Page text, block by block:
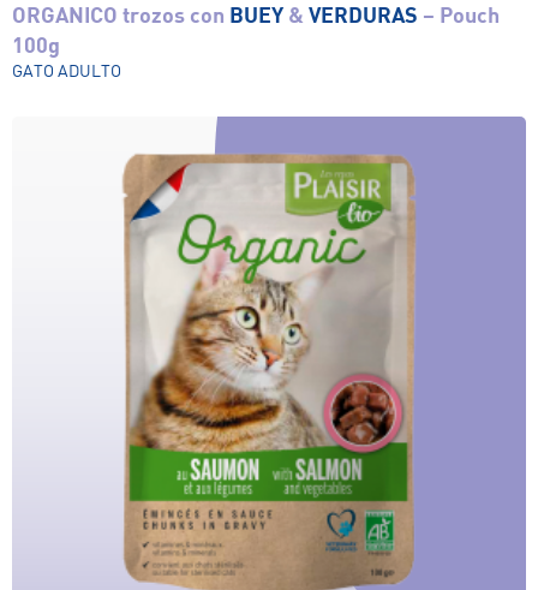
Ver el producto
ORGANICO trozos con BUEY & VERDURAS – Pouch
100g
GATO ADULTO